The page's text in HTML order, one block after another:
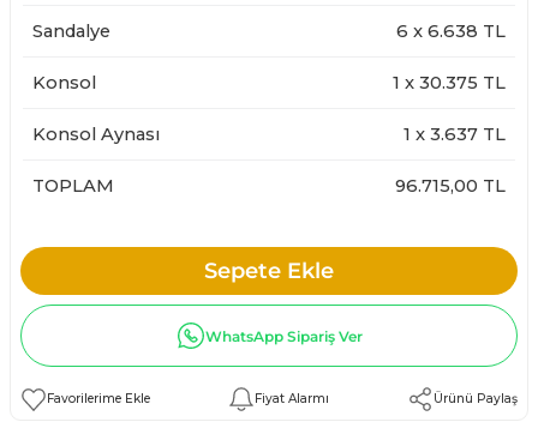
Sandalye 6 x 6.638 TL
Konsol 1 x 30.375 TL
Konsol Aynası 1 x 3.637TL
TOPLAM 96.715,00 TL
Sepete Ekle
WhatsApp Sipariş Ver
Fiyat Alarmı Ürünü Paylaş